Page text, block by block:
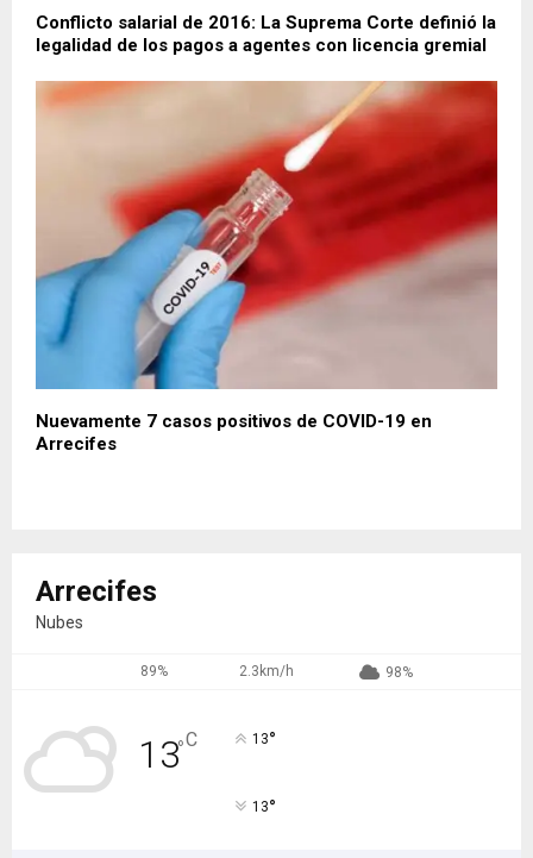
Conflicto salarial de 2016: La Suprema Corte definió la
legalidad de los pagos a agentes con licencia gremial
Nuevamente 7 casos positivos de COVID-19 en
Arrecifes
Arrecifes
Nubes
89% 2.3km/h 98%
13°C 13°
13°